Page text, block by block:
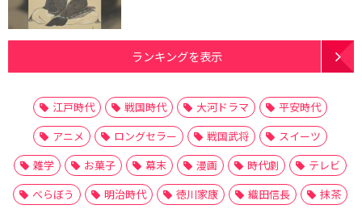
ランキングを表示
江戸時代 戦国時代 大河ドラマ
平安時代
アニメ
ロングセラー 戦国武将
スイーツ
雑学
お菓子 幕末 漫画 時代劇
テレビ
べらぼう
明治時代 徳川家康 織田信長
抹茶